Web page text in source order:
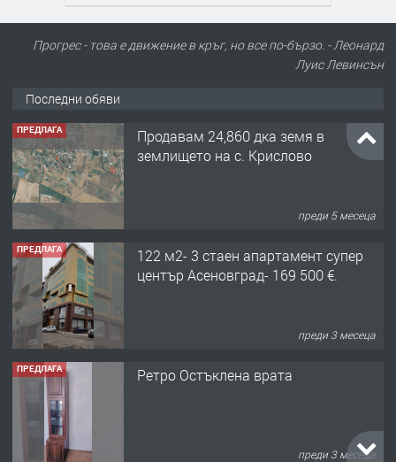
Прогрес - това е движение в кръг, но все по-бързо. - Леонард
Луис Левинсън
Последни обяви
ПРЕДЛАГА
Продавам 24,860 дка земя в
землището на с. Крислово
преди 5 месеца
ПРЕДЛАГА
122 м2- 3 стаен апартамент супер
център Асеновград- 169 500 €.
преди 3 месеца
ПРЕДЛАГА Ретро Остъклена врата
преди 3 месеца